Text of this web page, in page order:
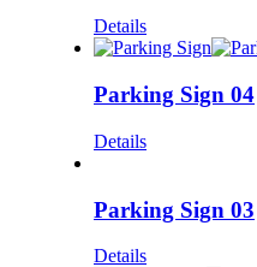
Details
Parking Sign 04
Details
Parking Sign 03
Details